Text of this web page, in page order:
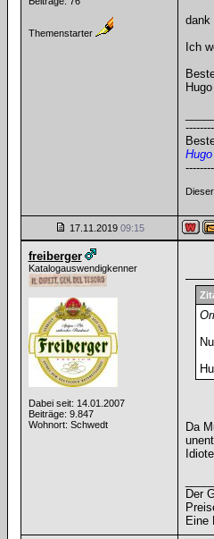
Themenstarter
dank
Ich
Hugo
Hugo
17.11.2019 09:15
freiberger
Katalogauswendigkenner
Dabei seit: 14.01.2007
Beiträge: 9.847
Wohnort: Schwedt
Da
Der
Eine